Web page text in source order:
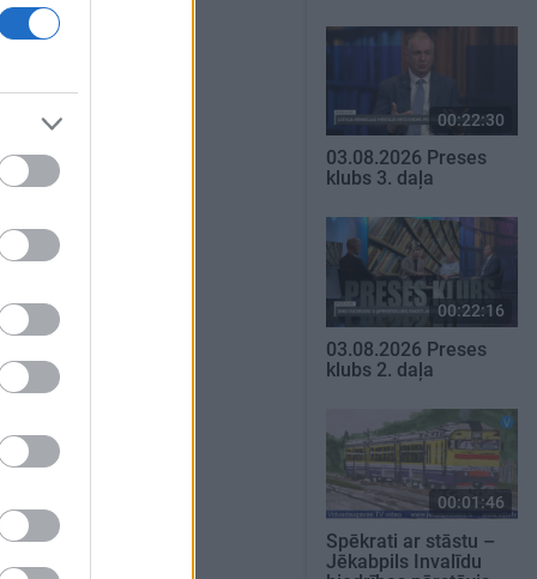
00:22:30
03.08.2026 Preses
klubs 3. daļa
00:22:16
03.08.2026 Preses
klubs 2. daļa
00:01:46
Spēkrati ar stāstu –
Jēkabpils Invalīdu